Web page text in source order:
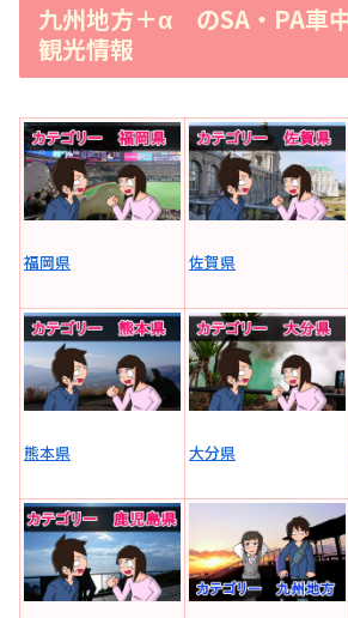
九州地方＋α のSA・PA車
観光情報
福岡県 佐賀県
熊本県 大分県